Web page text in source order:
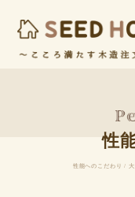
性
性能へのこだわり /